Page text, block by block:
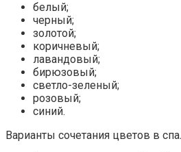
белый;
черный;
золотой;
коричневый;
лавандовый;
бирюзовый;
светло-зеленый;
розовый;
синий.
Варианты сочетания цветов в